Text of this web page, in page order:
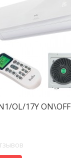
OL/17Y ON\OFF